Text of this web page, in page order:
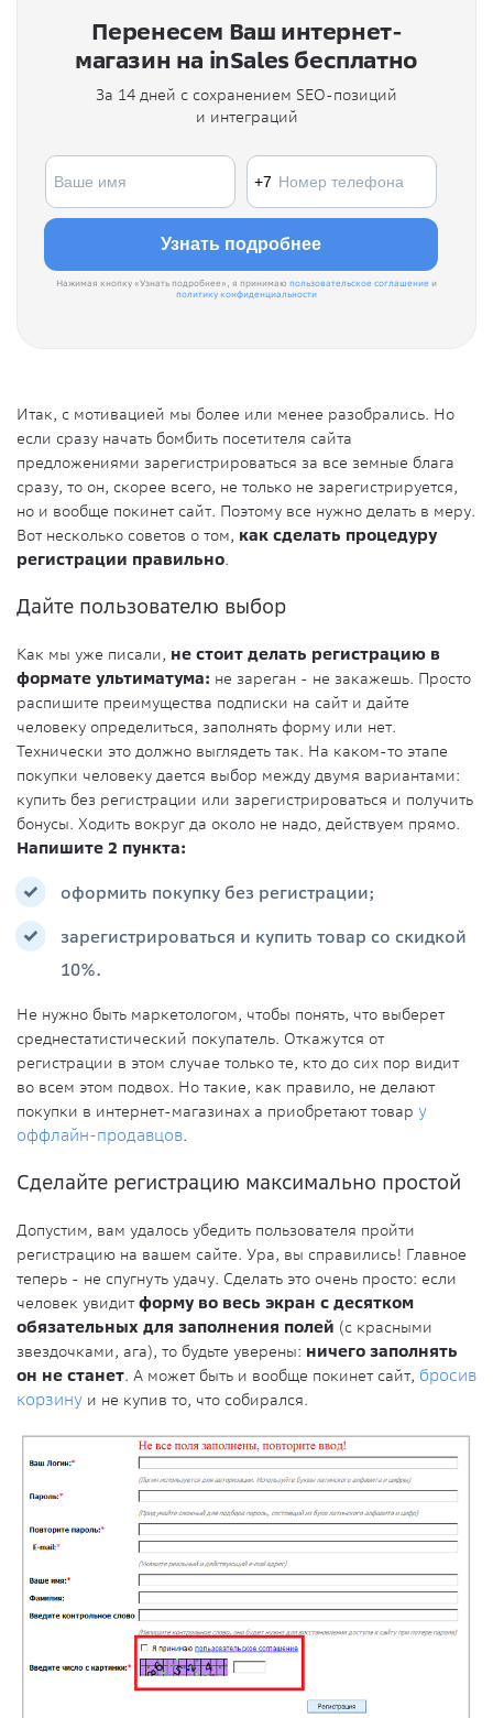
Перенесем Ваш интернет-
магазин на inSales бесплатно
За 14 дней с сохранением SEO-позиций
и интеграций
Нажимая кнопку «Узнать подробнее», я принимаю пользовательское соглашение и
политику конфиденциальности
Итак, с мотивацией мы более или менее разобрались. Но
если сразу начать бомбить посетителя сайта
предложениями зарегистрироваться за все земные блага
сразу, то он, скорее всего, не только не зарегистрируется,
но и вообще покинет сайт. Поэтому все нужно делать в меру.
Вот несколько советов о том, как сделать процедуру
регистрации правильно.
Дайте пользователю выбор
Как мы уже писали, не стоит делать регистрацию в
формате ультиматума: не зареган - не закажешь. Просто
распишите преимущества подписки на сайт и дайте
человеку определиться, заполнять форму или нет.
Технически это должно выглядеть так. На каком-то этапе
покупки человеку дается выбор между двумя вариантами:
купить без регистрации или зарегистрироваться и получить
бонусы. Ходить вокруг да около не надо, действуем прямо.
Напишите 2 пункта:
оформить покупку без регистрации;
зарегистрироваться и купить товар со скидкой
10%.
Не нужно быть маркетологом, чтобы понять, что выберет
среднестатистический покупатель. Откажутся от
регистрации в этом случае только те, кто до сих пор видит
во всем этом подвох. Но такие, как правило, не делают
покупки в интернет-магазинах а приобретают товар у
оффлайн-продавцов.
Сделайте регистрацию максимально простой
Допустим, вам удалось убедить пользователя пройти
регистрацию на вашем сайте. Ура, вы справились! Главное
теперь - не спугнуть удачу. Сделать это очень просто: если
человек увидит форму во весь экран с десятком
обязательных для заполнения полей (с красными
звездочками, ага), то будьте уверены: ничего заполнять
он не станет. А может быть и вообще покинет сайт, бросив
корзину и не купив то, что собирался.